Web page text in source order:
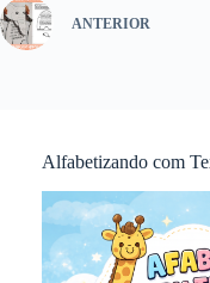
ANTERIOR
Alfabetizando com